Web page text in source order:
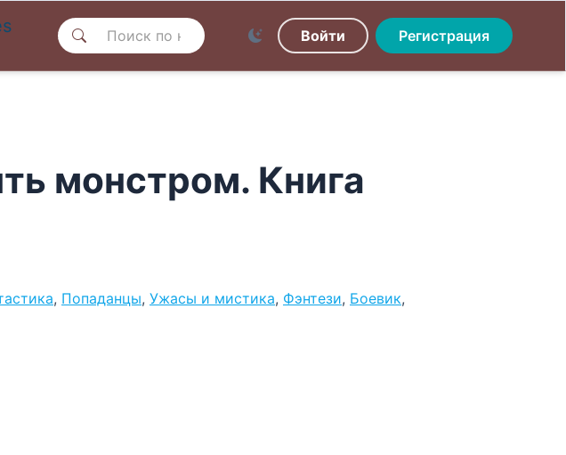
Войти Регистрация
монстром. Книга
, Попаданцы, Ужасы и мистика, Фэнтези, Боевик,